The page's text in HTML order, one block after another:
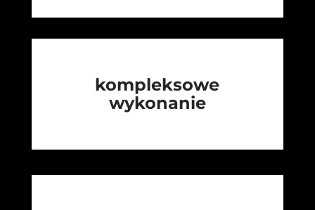
kompleksowe
wykonanie